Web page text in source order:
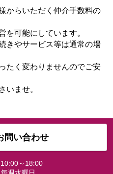
からいただく仲介手数料の
を可能にしています。
きやサービス等は通常の場
たく変わりませんのでご安
いませ。
問い合わせ
10:00～18:00